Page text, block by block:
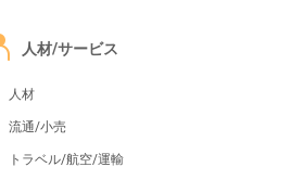
人材/サービス
人材
流通/小売
トラベル/航空/運輸